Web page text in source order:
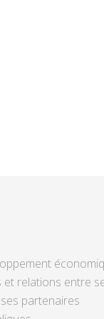
et relations entre
partenaires